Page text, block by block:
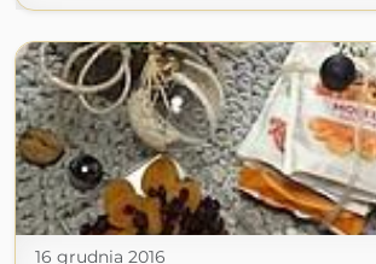
16 grudnia 2016